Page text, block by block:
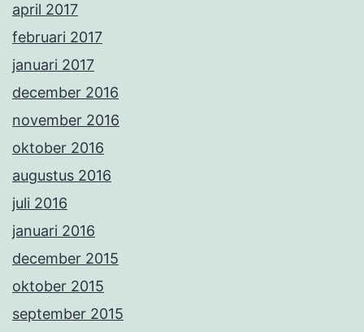
april 2017
februari 2017
januari 2017
december 2016
november 2016
oktober 2016
augustus 2016
juli 2016
januari 2016
december 2015
oktober 2015
september 2015